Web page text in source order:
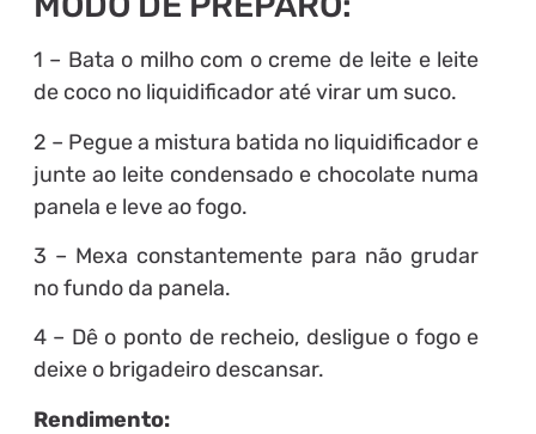
1 – Bata o milho com o creme de leite e leite
de coco no liquidificador até virar um suco.
2 – Pegue a mistura batida no liquidificador e
junte ao leite condensado e chocolate numa
panela e leve ao fogo.
3 – Mexa constantemente para não grudar
no fundo da panela.
4 – Dê o ponto de recheio, desligue o fogo e
deixe o brigadeiro descansar.
Rendimento: